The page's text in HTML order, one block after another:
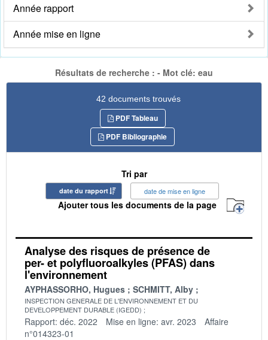
Année rapport
Année mise en ligne
Résultats de recherche : - Mot clé: eau
42 documents trouvés
PDF Tableau
PDF Bibliographie
Tri par
date du rapport date de mise en ligne
Ajouter tous les documents de la page
Analyse des risques de présence de
per- et polyfluoroalkyles (PFAS) dans
l'environnement
AYPHASSORHO, Hugues SCHMITT, Alby
INSPECTION GENERALE DE L'ENVIRONNEMENT ET DU
DEVELOPPEMENT DURABLE (IGEDD)
Rapport: déc. 2022 Mise en ligne: avr. 2023
Affaire
n°014323-01